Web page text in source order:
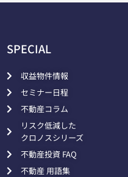
SPECIAL
収益物件情報
セミナー日程
不動産コラム
リスク低減した
クロノスシリーズ
不動産投資 FAQ
不動産 用語集